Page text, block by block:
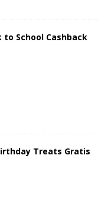
to School Cashback
Treats Gratis